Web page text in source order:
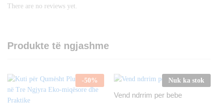
There are no reviews yet.
Produkte të ngjashme
-50% Nuk ka stok
Vend ndrrim per bebe